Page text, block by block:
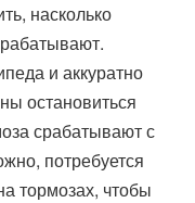
насколько
и аккуратно
остановиться
срабатывают с
потребуется
тормозах, чтобы